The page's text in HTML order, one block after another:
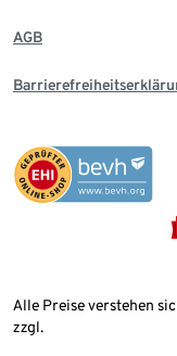
AGB
Alle Preise verstehen
zzgl.